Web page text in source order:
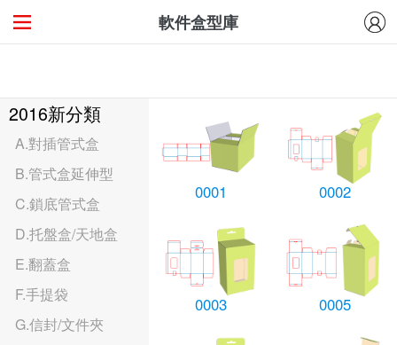
軟件盒型庫
2016新分類
A.對插管式盒
B.管式盒延伸型
C.鎖底管式盒
D.托盤盒/天地盒
E.翻蓋盒
F.手提袋
G.信封/文件夾
0001 0002
0003 0005